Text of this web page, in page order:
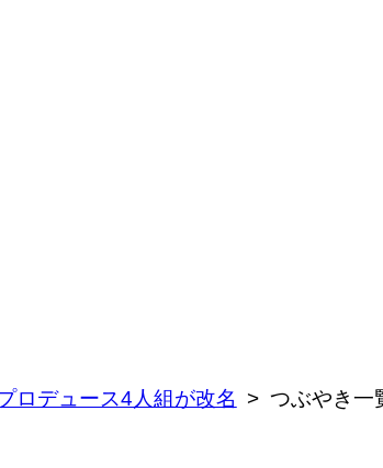
ロデュース4人組が改名 つぶやき一